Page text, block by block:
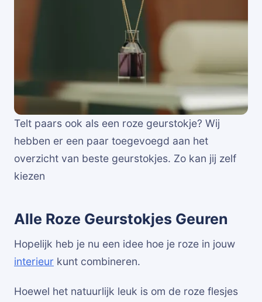
Telt paars ook als een roze geurstokje? Wij
hebben er een paar toegevoegd aan het
overzicht van beste geurstokjes. Zo kan jij zelf
kiezen
Alle Roze Geurstokjes Geuren
Hopelijk heb je nu een idee hoe je roze in jouw
interieur kunt combineren.
Hoewel het natuurlijk leuk is om de roze flesjes